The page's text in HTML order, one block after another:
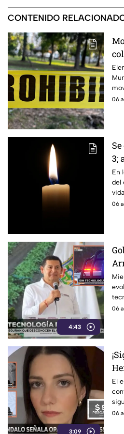
CONTENIDO
06
3;
En
del
06
4:43
06
3:09
El
06